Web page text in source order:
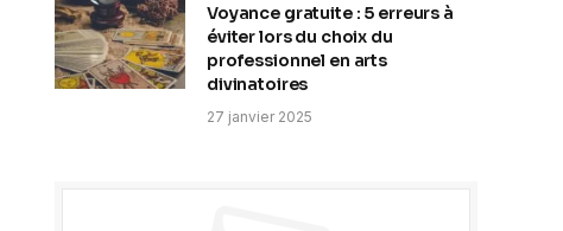
Voyance gratuite : 5 erreurs à
éviter lors du choix du
professionnel en arts
divinatoires
27 janvier 2025